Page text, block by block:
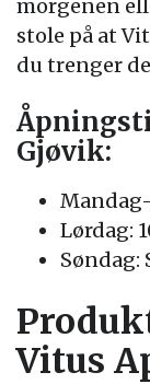
morgenen
stole på at
du trenger
Gjøvik:
Lørdag:
Søndag:
Vitus